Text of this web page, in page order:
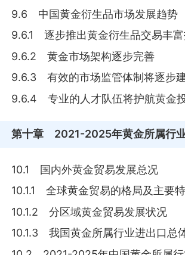
9.6 中国黄金衍生品市场发展趋势
9.6.1 逐步推出黄金衍生品交易丰
9.6.2 黄金市场架构逐步完善
9.6.3 有效的市场监管体制将逐步
9.6.4 专业的人才队伍将护航黄金
第十章 2021-2025年黄金所属行
10.1 国内外黄金贸易发展总况
10.1.1 全球黄金贸易的格局及主要
10.1.2 分区域黄金贸易发展状况
10.1.3 我国黄金所属行业进出口总